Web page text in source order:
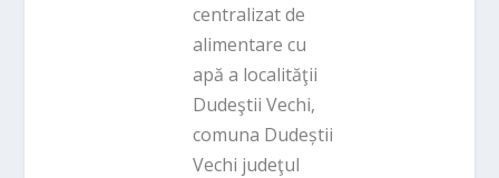
centralizat de
alimentare cu
apă a localităţii
Dudeştii Vechi,
comuna Dudeștii
Vechi judeţul